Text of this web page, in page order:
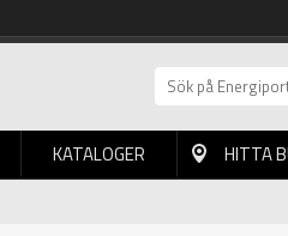
KATALOGER HITTA